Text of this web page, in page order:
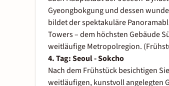
Gyeongbokgung und dessen
bildet der spektakuläre
Towers – dem höchsten Gebäude
weitläufige Metropolregion.
4. Tag: Seoul - Sokcho
Nach dem Frühstück besichtigen
weitläufigen, kunstvoll angelegten